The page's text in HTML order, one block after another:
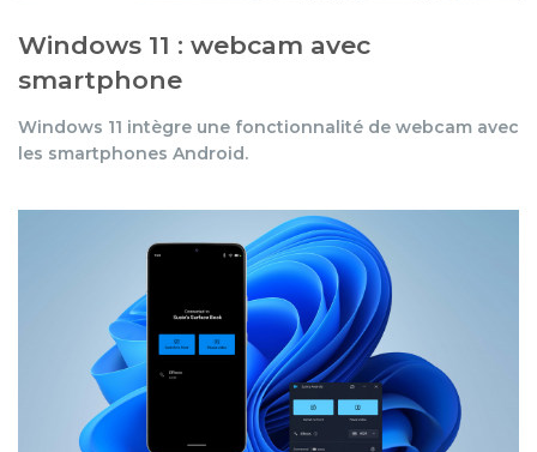
Windows 11 : webcam avec
smartphone
Windows 11 intègre une fonctionnalité de webcam avec
les smartphones Android.